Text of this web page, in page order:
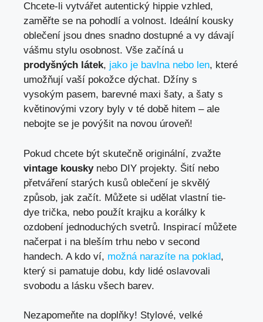
Chcete-li vytvářet autentický hippie⁣ vzhled,
zaměřte​ se na pohodlí a volnost. Ideální kousky
oblečení jsou dnes snadno dostupné⁢ a vy⁤ dávají
vášmu stylu ‍osobnost. Vše​ začíná u
prodyšných látek,⁣ jako je bavlna nebo len,⁣ které
umožňují ⁤vaší‍ pokožce dýchat. Džíny s
vysokým pasem, barevné​ maxi šaty, a šaty s
květinovými vzory byly v té době hitem –⁤ ale
nebojte se je⁣ povýšit na novou úroveň!
Pokud chcete být skutečně originální, zvažte
vintage kousky⁤nebo ‍DIY projekty. Šití nebo
přetváření ‌starých kusů oblečení je skvělý
způsob, jak začít. ⁤Můžete si udělat vlastní tie-
dye trička, ​nebo ‌použít krajku‍ a⁣ korálky k
ozdobení⁤ jednoduchých ‌svetrů. Inspirací můžete
načerpat i na​ bleším trhu nebo‌ v second
handech. A kdo ví, ⁢ možná narazíte na poklad,
‌který si‍ pamatuje dobu, kdy ⁣lidé oslavovali
svobodu a lásku všech barev.
Nezapomeňte na doplňky! ​Stylové, velké